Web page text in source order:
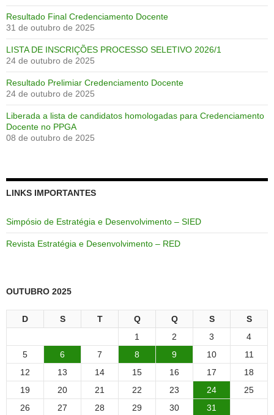
Resultado Final Credenciamento Docente
31 de outubro de 2025
LISTA DE INSCRIÇÕES PROCESSO SELETIVO 2026/1
24 de outubro de 2025
Resultado Prelimiar Credenciamento Docente
24 de outubro de 2025
Liberada a lista de candidatos homologadas para Credenciamento
Docente no PPGA
08 de outubro de 2025
LINKS IMPORTANTES
Simpósio de Estratégia e Desenvolvimento – SIED
Revista Estratégia e Desenvolvimento – RED
OUTUBRO 2025
D S T Q Q S
S
1
2 3
4
5
6 7 8 9 10
11
12
13 14 15 16 17
18
19
20 21 22 23 24
25
26
27 28 29 30 31